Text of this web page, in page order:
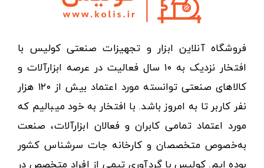
فروشگاه آنلاین ابزار و تجهیزات صنعتی کولیس با
افتخار نزدیک به ۱۰ سال فعالیت در عرصه ابزارآلات و
کالاهای صنعتی توانسته مورد اعتماد بیش از ۱۲۰ هزار
نفر کاربر تا به امروز باشد. با افتخار به خود میبالیم که
مورد اعتماد تمامی کابران و فعالان ابزارآلات، صنعت
به‌خصوص متخصصان و کارخانه جات سرشناس کشور
بوده ایم. کولیس با گردآوری تیمی از افراد متخصص در